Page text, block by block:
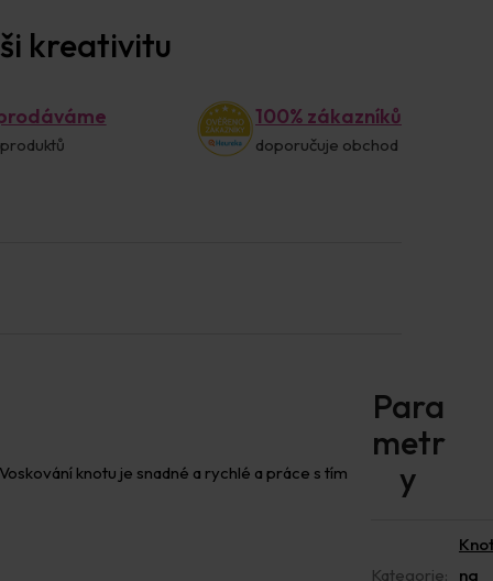
kreativitu
100% zákazníků
doporučuje obchod
knotu je snadné a rychlé a práce s tím
Kategorie:
na